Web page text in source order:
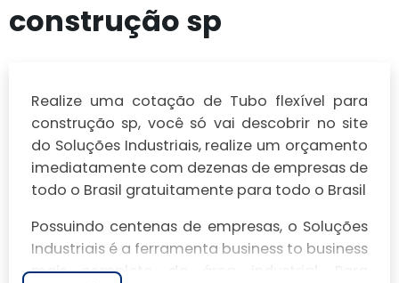
construção sp
Realize uma cotação de Tubo flexível para
construção sp, você só vai descobrir no site
do Soluções Industriais, realize um orçamento
imediatamente com dezenas de empresas de
todo o Brasil gratuitamente para todo o Brasil
Possuindo centenas de empresas, o Soluções
Industriais é a ferramenta business to business
mais completo da área industrial. Para